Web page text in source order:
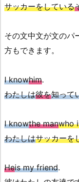
サッカーをしている
その文中文が文のパ
方もできます。
I knowhim.
わたしは彼を知って
I knowthe manwho
わたしはサッカーを
Heis my friend.